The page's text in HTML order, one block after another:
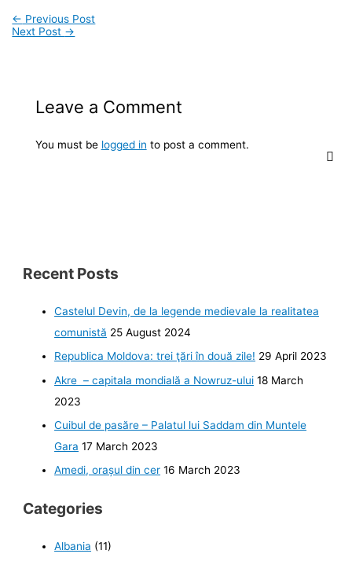
← Previous Post
Next Post →
Leave a Comment
You must be logged in to post a comment.
Recent Posts
Castelul Devin, de la legende medievale la realitatea
comunistă 25 August 2024
Republica Moldova: trei ţări în două zile! 29 April 2023
Akre – capitala mondială a Nowruz-ului 18 March
2023
Cuibul de pasăre – Palatul lui Saddam din Muntele
Gara 17 March 2023
Amedi, orașul din cer 16 March 2023
Categories
Albania (11)